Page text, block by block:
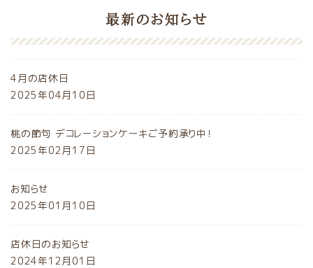
最新のお知らせ
4月の店休日
2025年04月10日
桃の節句 デコレーションケーキご予約承り中！
2025年02月17日
お知らせ
2025年01月10日
店休日のお知らせ
2024年12月01日